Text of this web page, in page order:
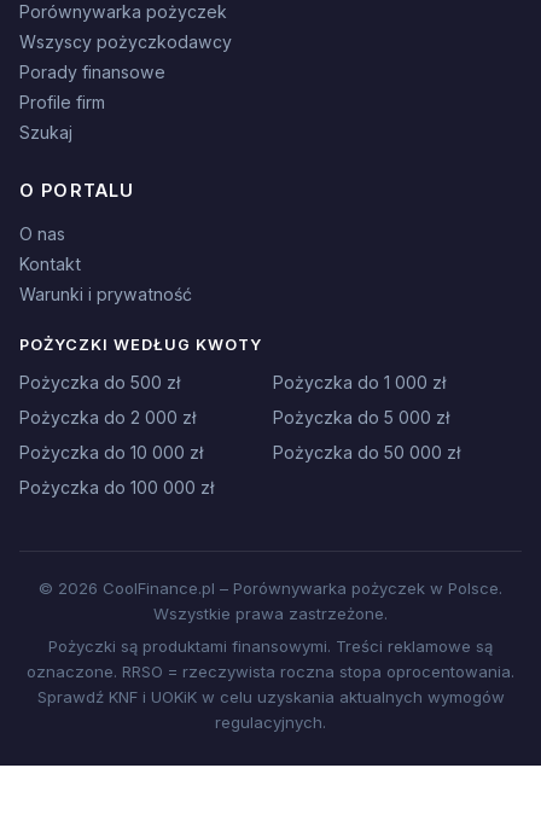
Porównywarka pożyczek
Wszyscy pożyczkodawcy
Porady finansowe
Profile firm
Szukaj
O PORTALU
O nas
Kontakt
Warunki i prywatność
POŻYCZKI WEDŁUG KWOTY
Pożyczka do 500 zł
Pożyczka do 1 000 zł
Pożyczka do 2 000 zł
Pożyczka do 5 000 zł
Pożyczka do 10 000 zł
Pożyczka do 50 000 zł
Pożyczka do 100 000 zł
© 2026 CoolFinance.pl – Porównywarka pożyczek w Polsce.
Wszystkie prawa zastrzeżone.
Pożyczki są produktami finansowymi. Treści reklamowe są
oznaczone. RRSO = rzeczywista roczna stopa oprocentowania.
Sprawdź KNF i UOKiK w celu uzyskania aktualnych wymogów
regulacyjnych.